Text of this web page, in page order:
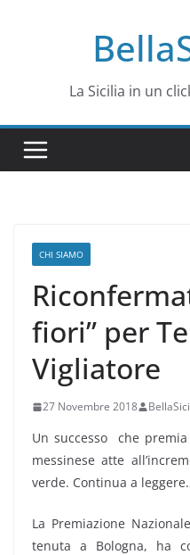
La Sicilia in un
CHI SIAMO
fiori” per
Vigliatore
27 Novembre 2018
Un successo che
messinese atte
verde. Continua a
La Premiazione
tenuta a Bologna, ha